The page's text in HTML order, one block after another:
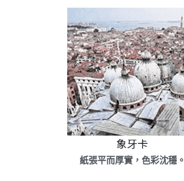
象牙卡
紙張平而厚實，色彩沈穩。